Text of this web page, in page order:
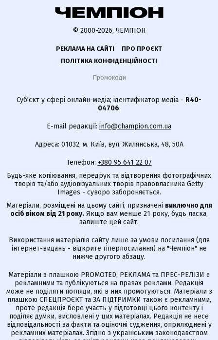
© 2000-2026, ЧЕМПІОН
РЕКЛАМА НА САЙТІ
ПРО ПРОЄКТ
ПОЛІТИКА КОНФІДЕНЦІЙНОСТІ
Промокоди
Суб'єкт у сфері онлайн-медіа; ідентифікатор медіа - R40-
04706.
E-mail редакції: info@champion.com.ua
Адреса: 01032, м. Київ, вул. Жилянська, 48, 50А
Телефон: +380 95 641 22 07
Будь-яке копіювання, передрук та відтворення фотографічних
творів та/або аудіовізуальних творів правовласника Getty
Images - суворо забороняється.
Матеріали, розміщені на цьому сайті, призначені виключно для
осіб віком від 21 року. Якщо вам менше 21 року, будь ласка,
залиште цей сайт.
Використання матеріалів сайту лише за умови посилання (для
інтернет-видань - відкрите гіперпосилання) на "Чемпіон" не
нижче другого абзацу.
Матеріали з плашкою PROMOTED, РЕКЛАМА та ПРЕС-РЕЛІЗИ є
рекламними та публікуються на правах реклами. Редакція
може не поділяти погляди, які в них промотуються. Матеріали з
плашкою СПЕЦПРОЄКТ та ЗА ПІДТРИМКИ також є рекламними,
проте редакція бере участь у підготовці цього контенту і
поділяє думки, висловлені у цих матеріалах. Редакція не несе
відповідальності за факти та оціночні судження, оприлюднені у
рекламних матеріалах. Згідно з українським законодавством